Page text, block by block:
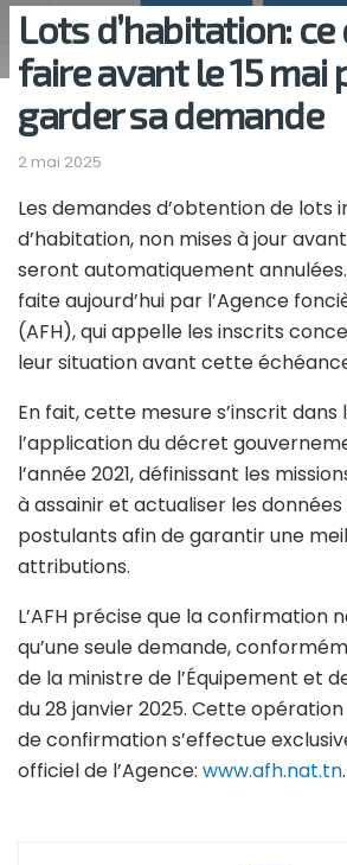
Lots d’habitation: ce
faire avant le 15 mai
garder sa demande
2 mai 2025
Les demandes d’obtention de lots
d’habitation, non mises à jour
seront automatiquement
faite aujourd’hui par l’Agence
(AFH), qui appelle les inscrits
leur situation avant cette
En fait, cette mesure s’inscrit dans
l’application du décret
l’année 2021, définissant les
à assainir et actualiser les
postulants afin de garantir une
attributions.
L’AFH précise que la confirmation
qu’une seule demande,
de la ministre de l’Équipement et
du 28 janvier 2025. Cette
de confirmation s’effectue
officiel de l’Agence: www.afh.nat.tn.